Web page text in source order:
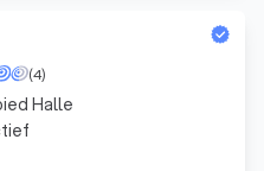
(4)
Halle